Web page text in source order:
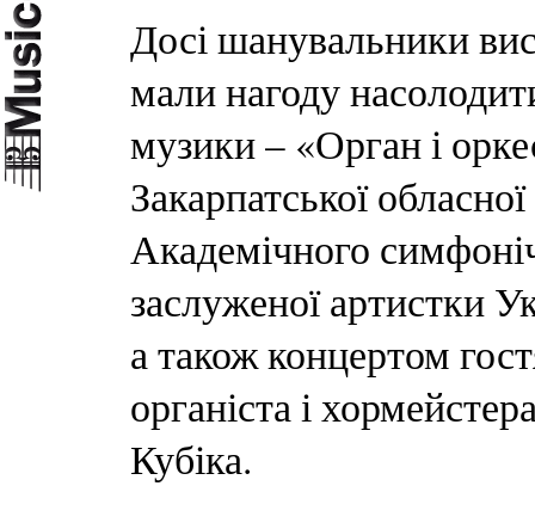
Досі шанувальники
мали нагоду
музики – «Орган і
Закарпатської
Академічного
заслуженої артистки
а також концертом
органіста і
Кубіка.